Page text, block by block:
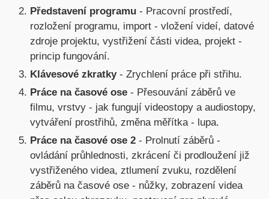
Představení programu - Pracovní prostředí,
rozložení programu, import - vložení videí, datové
zdroje projektu, vystřižení části videa, projekt -
princip fungování.
Klávesové zkratky- Zrychlení práce při střihu.
Práce na časové ose - Přesouvání záběrů ve
filmu, vrstvy - jak fungují videostopy a audiostopy,
vytváření prostřihů, změna měřítka - lupa.
Práce na časové ose 2 - Prolnutí záběrů -
ovládání průhlednosti, zkrácení či prodloužení již
vystřiženého videa, ztlumení zvuku, rozdělení
záběrů na časové ose - nůžky, zobrazení videa